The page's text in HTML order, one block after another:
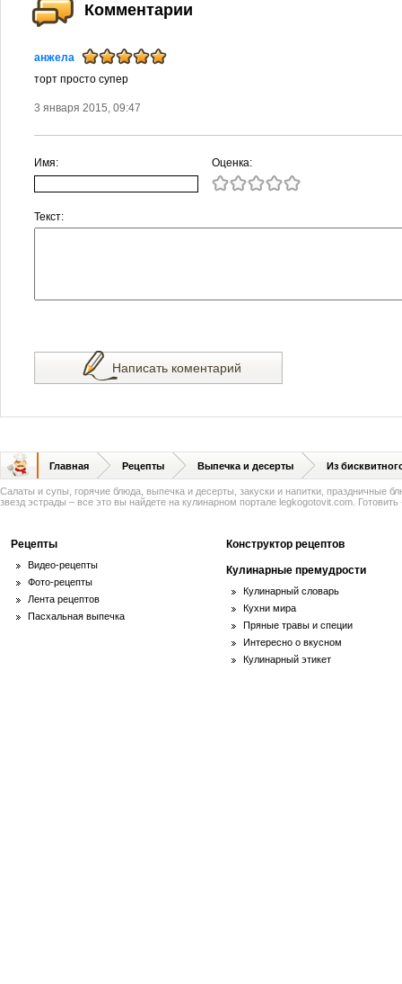
Комментарии
анжела
торт просто супер
3 января 2015, 09:47
Имя: Оценка:
Текст:
Написать коментарий
Главная Рецепты Выпечка и десерты Из
Салаты и супы, горячие блюда, выпечка и десерты, закуски и напитки, праздничные
звезд эстрады – все это вы найдете на кулинарном портале legkogotovit.com. Готовить
Рецепты
Видео-рецепты
Фото-рецепты
Лента рецептов
Пасхальная выпечка
Конструктор рецептов
Кулинарные премудрости
Кулинарный словарь
Кухни мира
Пряные травы и специи
Интересно о вкусном
Кулинарный этикет